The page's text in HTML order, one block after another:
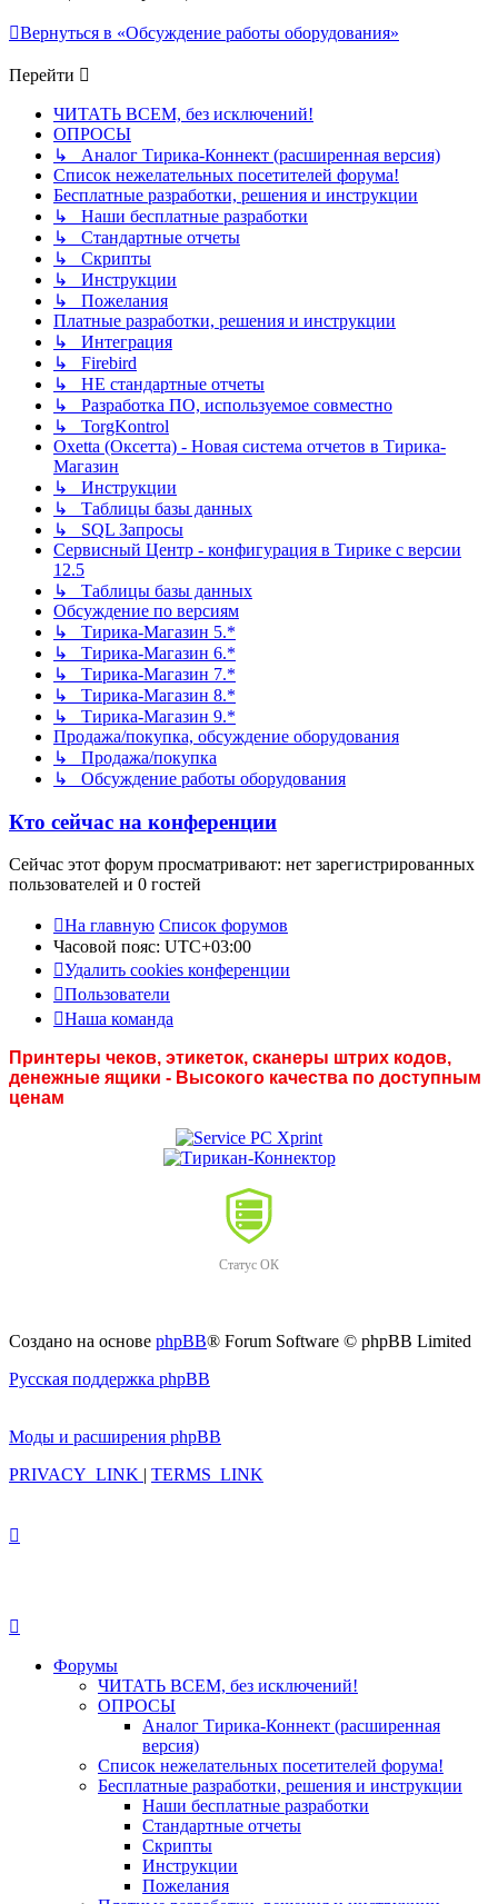
Вернуться в «Обсуждение работы оборудования»
Перейти
ЧИТАТЬ ВСЕМ, без исключений!
ОПРОСЫ
↳ Аналог Тирика-Коннект (расширенная версия)
Список нежелательных посетителей форума!
Бесплатные разработки, решения и инструкции
↳ Наши бесплатные разработки
↳ Стандартные отчеты
↳ Скрипты
↳ Инструкции
↳ Пожелания
Платные разработки, решения и инструкции
↳ Интеграция
↳ Firebird
↳ НЕ стандартные отчеты
↳ Разработка ПО, используемое совместно
↳ TorgKontrol
Oxetta (Оксетта) - Новая система отчетов в Тирика-
Магазин
↳ Инструкции
↳ Таблицы базы данных
↳ SQL Запросы
Сервисный Центр - конфигурация в Тирике с версии
12.5
↳ Таблицы базы данных
Обсуждение по версиям
↳ Тирика-Магазин 5.*
↳ Тирика-Магазин 6.*
↳ Тирика-Магазин 7.*
↳ Тирика-Магазин 8.*
↳ Тирика-Магазин 9.*
Продажа/покупка, обсуждение оборудования
↳ Продажа/покупка
↳ Обсуждение работы оборудования
Кто сейчас на конференции
Сейчас этот форум просматривают: нет зарегистрированных
пользователей и 0 гостей
На главную Список форумов
Часовой пояс: UTC+03:00
Удалить cookies конференции
Пользователи
Наша команда
Принтеры чеков, этикеток, сканеры штрих кодов,
денежные ящики - Высокого качества по доступным
ценам
Статус ОК
Создано на основе phpBB® Forum Software © phpBB Limited
Русская поддержка phpBB
Моды и расширения phpBB
PRIVACY_LINK | TERMS_LINK
Форумы
ЧИТАТЬ ВСЕМ, без исключений!
ОПРОСЫ
Аналог Тирика-Коннект (расширенная
версия)
Список нежелательных посетителей форума!
Бесплатные разработки, решения и инструкции
Наши бесплатные разработки
Стандартные отчеты
Скрипты
Инструкции
Пожелания